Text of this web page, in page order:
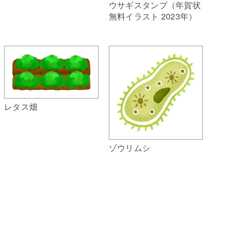
ウサギスタンプ（年賀状
無料イラスト 2023年）
レタス畑
ゾウリムシ